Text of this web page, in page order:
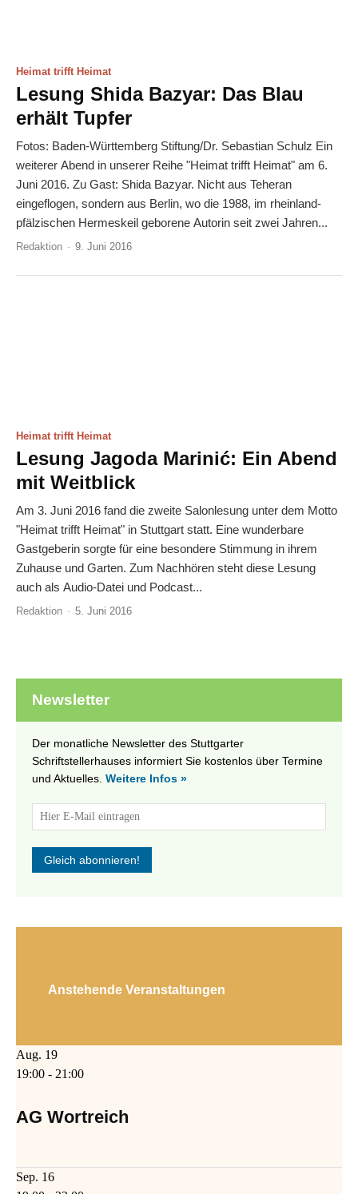
Heimat trifft Heimat
Lesung Shida Bazyar: Das Blau
erhält Tupfer
Fotos: Baden-Württemberg Stiftung/Dr. Sebastian Schulz Ein
weiterer Abend in unserer Reihe "Heimat trifft Heimat" am 6.
Juni 2016. Zu Gast: Shida Bazyar. Nicht aus Teheran
eingeflogen, sondern aus Berlin, wo die 1988, im rheinland-
pfälzischen Hermeskeil geborene Autorin seit zwei Jahren...
Redaktion - 9. Juni 2016
Heimat trifft Heimat
Lesung Jagoda Marinić: Ein Abend
mit Weitblick
Am 3. Juni 2016 fand die zweite Salonlesung unter dem Motto
"Heimat trifft Heimat" in Stuttgart statt. Eine wunderbare
Gastgeberin sorgte für eine besondere Stimmung in ihrem
Zuhause und Garten. Zum Nachhören steht diese Lesung
auch als Audio-Datei und Podcast...
Redaktion - 5. Juni 2016
Newsletter
Der monatliche Newsletter des Stuttgarter
Schriftstellerhauses informiert Sie kostenlos über Termine
und Aktuelles. Weitere Infos »
Anstehende Veranstaltungen
Aug. 19
19:00 - 21:00
AG Wortreich
Sep. 16